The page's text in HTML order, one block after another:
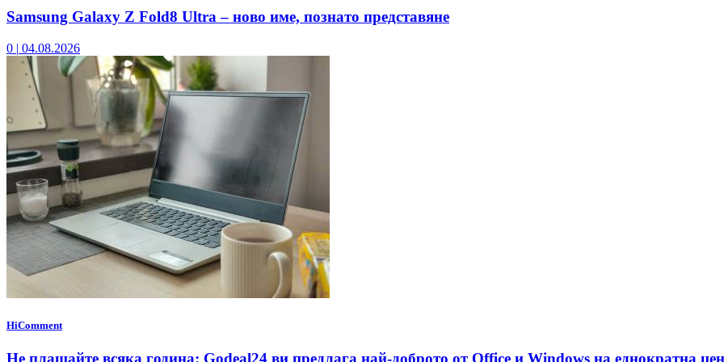
Samsung Galaxy Z Fold8 Ultra – ново име, познато представяне
0 | 04.08.2026
HiComment
Не плащайте всяка година: Godeal24 ви предлага най-доброто от Office и Windows на еднократна